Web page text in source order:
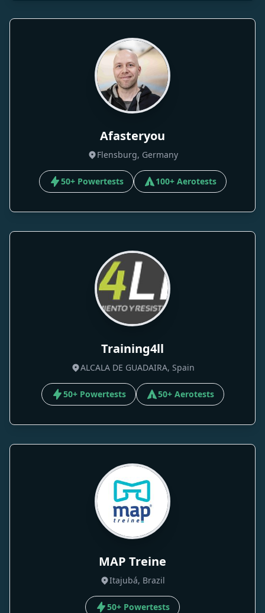
Afasteryou
Flensburg, Germany
50+ Powertests 100+ Aerotests
Training4ll
ALCALA DE GUADAIRA, Spain
50+ Powertests 50+ Aerotests
MAP Treine
Itajubá, Brazil
50+ Powertests